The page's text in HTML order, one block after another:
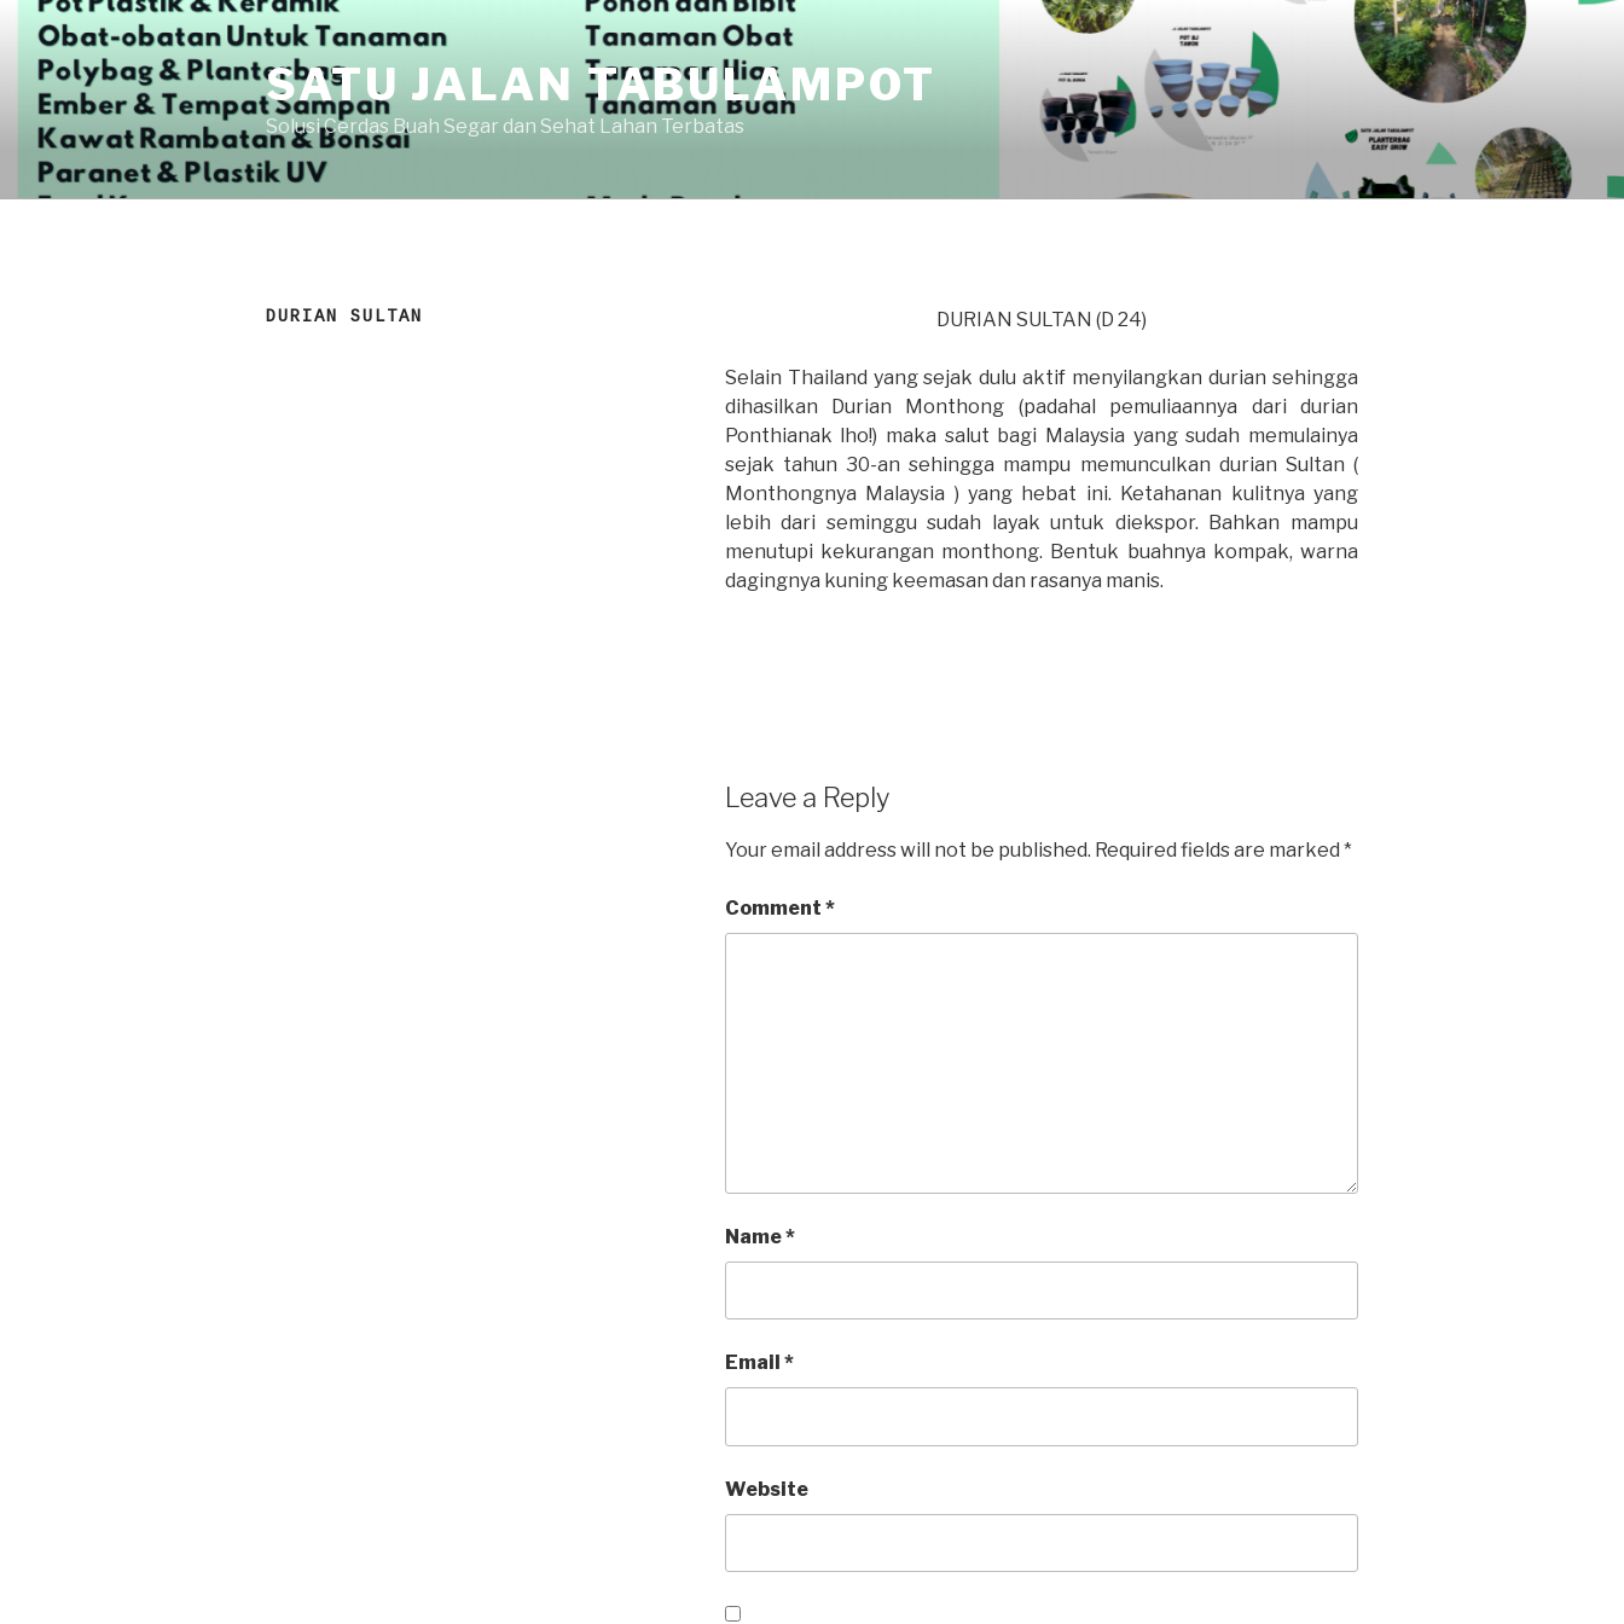
Skip
content
SATU JALAN TABULAMPOT
Solusi Cerdas Buah Segar dan Sehat Lahan Terbatas
DURIAN SULTAN DURIAN SULTAN (D 24)
Selain Thailand yang sejak dulu aktif menyilangkan durian sehingga
dihasilkan Durian Monthong (padahal pemuliaannya dari durian
Ponthianak lho!) maka salut bagi Malaysia yang sudah memulainya
sejak tahun 30-an sehingga mampu memunculkan durian Sultan (
Monthongnya Malaysia ) yang hebat ini. Ketahanan kulitnya yang
lebih dari seminggu sudah layak untuk diekspor. Bahkan mampu
menutupi kekurangan monthong. Bentuk buahnya kompak, warna
dagingnya kuning keemasan dan rasanya manis.
Leave a Reply
Your email address will not be published. Required fields are marked *
Comment *
Name*
Email *
Website